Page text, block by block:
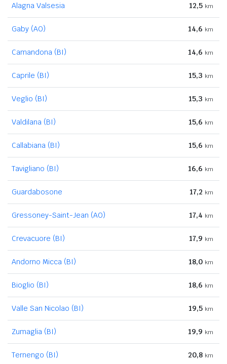
Alagna Valsesia 12,5 km
Gaby (AO) 14,6 km
Camandona (BI) 14,6 km
Caprile (BI) 15,3 km
Veglio (BI) 15,3 km
Valdilana (BI) 15,6 km
Callabiana (BI) 15,6 km
Tavigliano (BI) 16,6 km
Guardabosone 17,2 km
Gressoney-Saint-Jean (AO) 17,4 km
Crevacuore (BI) 17,9 km
Andorno Micca (BI) 18,0 km
Bioglio (BI) 18,6 km
Valle San Nicolao (BI) 19,5 km
Zumaglia (BI) 19,9 km
Ternengo (BI) 20,8 km